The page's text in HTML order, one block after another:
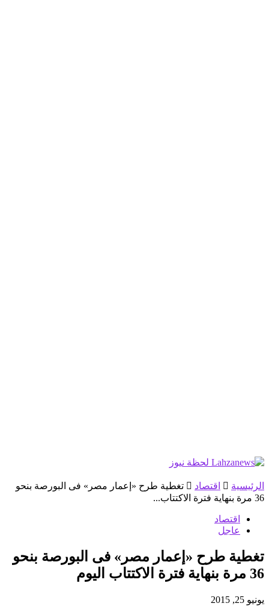
الرئيسية اقتصاد
تغطية طرح «إعمار مصر» فى البورصة بنحو
36 مرة بنهاية فترة الاكتتاب...
اقتصاد
عاجل
تغطية طرح «إعمار مصر» فى البورصة بنحو
36 مرة بنهاية فترة الاكتتاب اليوم
يونيو 25, 2015